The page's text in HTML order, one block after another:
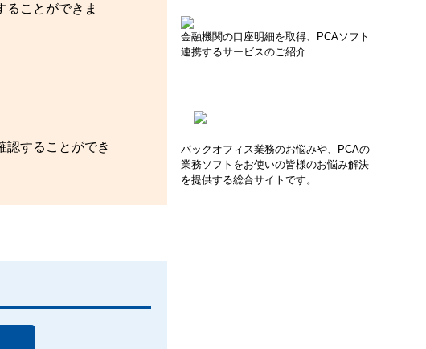
金融機関の口座明細を取得、PCAソフト
連携するサービスのご紹介
バックオフィス業務のお悩みや、PCAの
業務ソフトをお使いの皆様のお悩み解決
を提供する総合サイトです。
ることができま
認することができ